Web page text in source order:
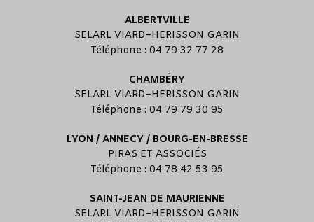
ALBERTVILLE
SELARL VIARD–HERISSON GARIN
Téléphone : 04 79 32 77 28
CHAMBÉRY
SELARL VIARD–HERISSON GARIN
Téléphone : 04 79 79 30 95
LYON / ANNECY / BOURG-EN-BRESSE
PIRAS ET ASSOCIÉS
Téléphone : 04 78 42 53 95
SAINT-JEAN DE MAURIENNE
SELARL VIARD–HERISSON GARIN